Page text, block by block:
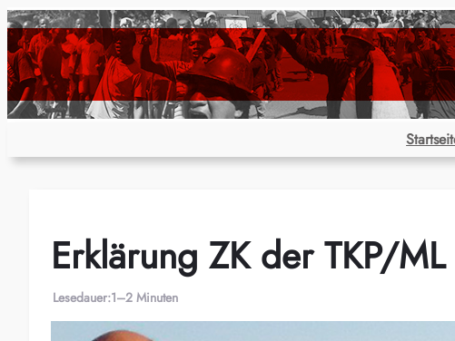
Zum
Inhalt
springen
Erklärung ZK der TKP/
Lesedauer:1–2 Minuten